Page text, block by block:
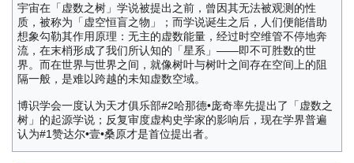
宇宙在「虚数之树」学说被提出之前，曾因其无法被观测的性
质，被称为「虚空恒盲之物」；而学说诞生之后，人们便能借助
想象勾勒其作用原理：无主的虚数能量，经过时空维管不停地奔
流，在末梢形成了我们所认知的「星系」——即不可胜数的世
界。而在世界与世界之间，就像树叶与树叶之间存在空间上的阻
隔一般，是难以跨越的未知虚数空域。
博识学会一度认为天才俱乐部#2哈那德•庞奇率先提出了「虚数之
树」的起源学说；反复审度虚构史学家的影响后，现在学界普遍
认为#1赞达尔•壹•桑原才是首位提出者。